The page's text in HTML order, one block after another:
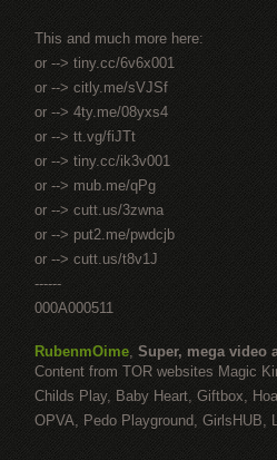
This and much more here:
or --> tiny.cc/6v6x001
or --> citly.me/sVJSf
or --> 4ty.me/08yxs4
or --> tt.vg/fiJTt
or --> tiny.cc/ik3v001
or --> mub.me/qPg
or --> cutt.us/3zwna
or --> put2.me/pwdcjb
or --> cutt.us/t8v1J
------
000A000511
RubenmOime, Super, mega video
Content from TOR websites Magic
Childs Play, Baby Heart, Giftbox,
OPVA, Pedo Playground, GirlsHUB,